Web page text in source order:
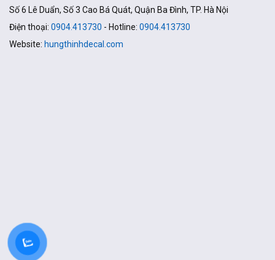
Số 6 Lê Duẩn, Số 3 Cao Bá Quát, Quận Ba Đình, TP. Hà Nội
Điện thoại: 0904.413730 - Hotline: 0904.413730
Website: hungthinhdecal.com